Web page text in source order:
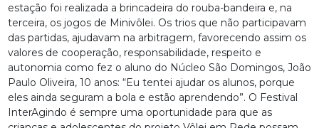
estação foi realizada a brincadeira do rouba-bandeira e, na
terceira, os jogos de Minivôlei. Os trios que não participavam
das partidas, ajudavam na arbitragem, favorecendo assim os
valores de cooperação, responsabilidade, respeito e
autonomia como fez o aluno do Núcleo São Domingos, João
Paulo Oliveira, 10 anos: “Eu tentei ajudar os alunos, porque
eles ainda seguram a bola e estão aprendendo”. O Festival
InterAgindo é sempre uma oportunidade para que as